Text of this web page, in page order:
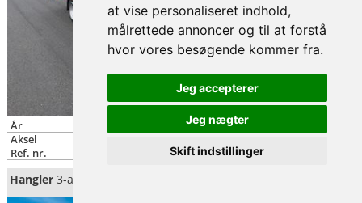
at vise personaliseret indhold,
målrettede annoncer og til at forstå
hvor vores besøgende kommer fra.
Jeg accepterer
Jeg nægter
Skift indstillinger
År
Aksel
Ref. nr.
Hangler3-aks kærre alu-sider + alu-ramper, Åben